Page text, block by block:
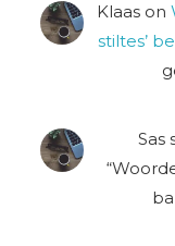
Klaas on
stiltes’
Sas
“